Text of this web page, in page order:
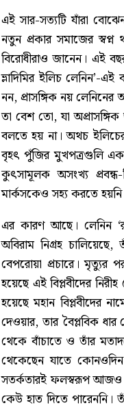
এই সার-সত্যটি যাঁরা
নতুন প্রকার সমাজের
বিরোধীরাও জানেন। এই
ভ্লাদিমির ইলিচ লেনিন’-
নন, প্রাসঙ্গিক নয়
তা বেশ তো, যা অপ্রাসঙ্গিক
বলতে হয় না। অথচ
বৃহৎ পুঁজির মুখপত্রগুলি
কুৎসামূলক অসংখ্য
মার্কসকেও সহ্য করতে
এর কারণ আছে। লেনিন
অবিরাম নিগ্রহ
বেপরোয়া প্রচারে। মৃত্যুর
হয়েছে এই বিপ্লবীদের
হয়েছে মহান বিপ্লবীদের
দেওয়ার, তার বৈপ্লবিক
থেকে বাঁচাতে ও তাঁর
থেকেছেন যাতে
সতর্কতারই ফলস্বরূপ আজও
কেউ হাত দিতে পারেননি।